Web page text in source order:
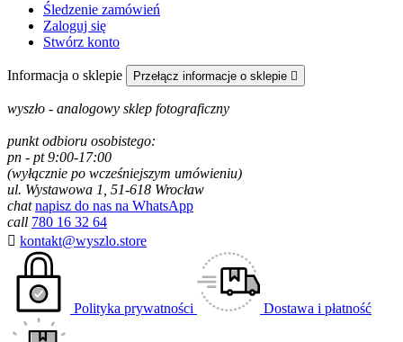
Śledzenie zamówień
Zaloguj się
Stwórz konto
Informacja o sklepie Przełącz informacje o sklepie 
wyszło - analogowy sklep fotograficzny
punkt odbioru osobistego:
pn - pt 9:00-17:00
(wyłącznie po wcześniejszym umówieniu)
ul. Wystawowa 1, 51-618 Wrocław
chat napisz do nas na WhatsApp
call 780 16 32 64
 kontakt@wyszlo.store
Polityka prywatności Dostawa i płatność